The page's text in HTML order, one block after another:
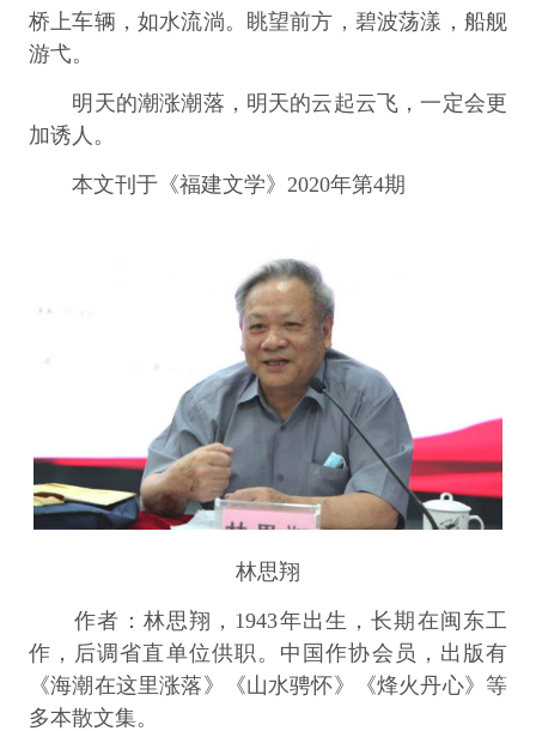
桥上车辆，如水流淌。眺望前方，碧波荡漾，船舰
游弋。
明天的潮涨潮落，明天的云起云飞，一定会更
加诱人。
本文刊于《福建文学》2020年第4期
林思翔
作者：林思翔，1943年出生，长期在闽东工
作，后调省直单位供职。中国作协会员，出版有
《海潮在这里涨落》《山水骋怀》《烽火丹心》等
多本散文集。